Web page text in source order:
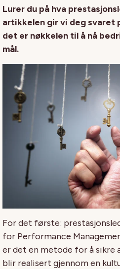
Lurer du på hva
artikkelen gir vi deg svaret
det er nøkkelen til å nå
mål.
For det første:
for Performance
er det en metode for å
blir realisert gjennom en